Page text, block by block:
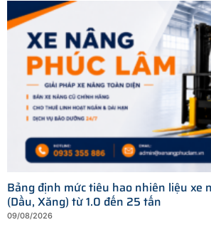
Bảng định mức tiêu hao nhiên liệu xe
(Dầu, Xăng) từ 1.0 đến 25 tấn
09/08/2026